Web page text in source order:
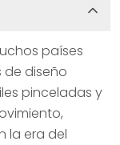
países
de diseño
pinceladas y
la era del